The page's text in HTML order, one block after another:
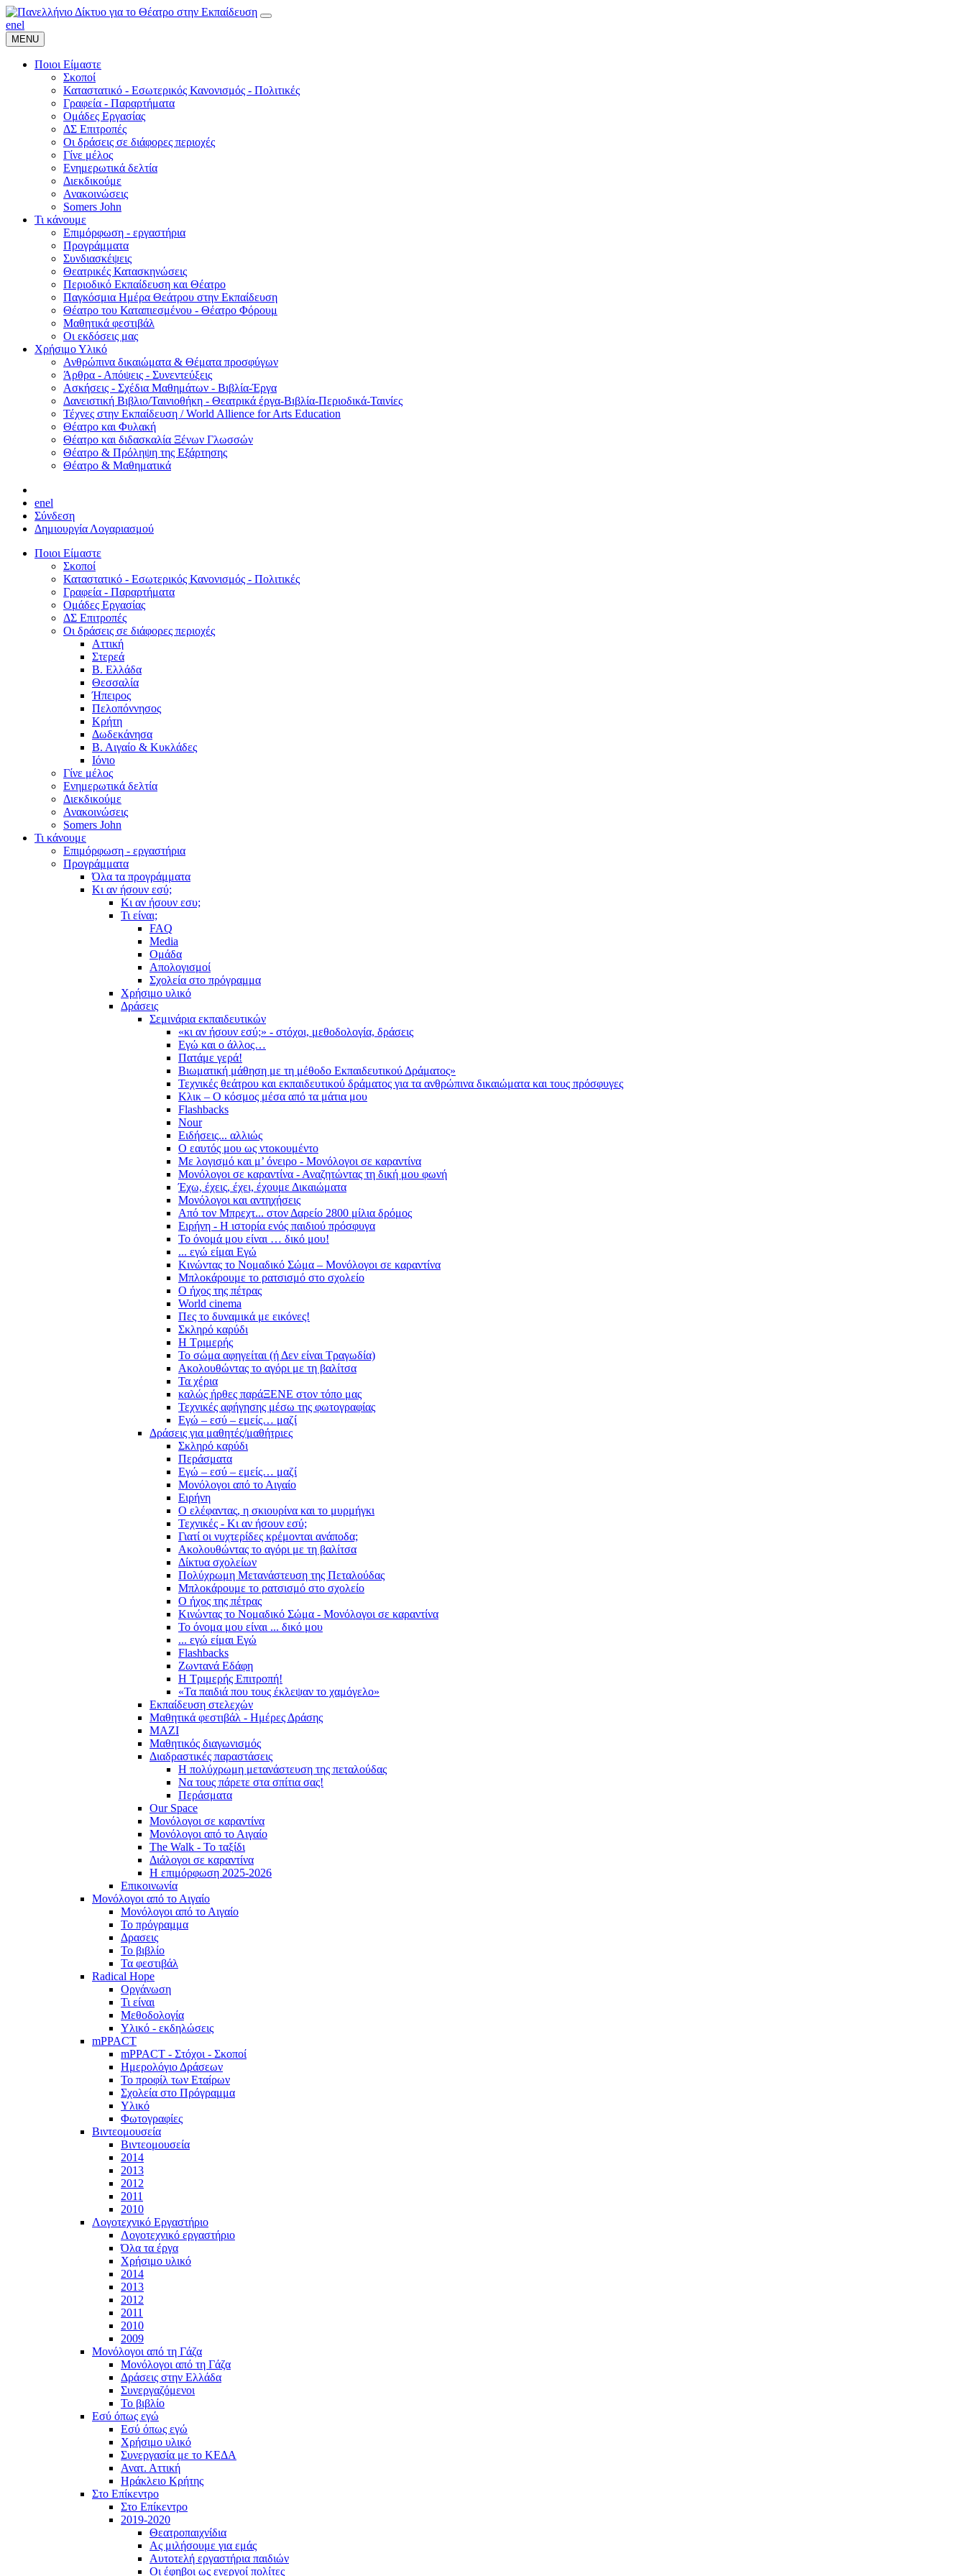
enel
MENU
Ποιοι Είμαστε
Σκοποί
Καταστατικό - Εσωτερικός Κανονισμός - Πολιτικές
Γραφεία - Παραρτήματα
Ομάδες Εργασίας
ΔΣ Επιτροπές
Οι δράσεις σε διάφορες περιοχές
Γίνε μέλος
Ενημερωτικά δελτία
Διεκδικούμε
Ανακοινώσεις
Somers John
Τι κάνουμε
Επιμόρφωση - εργαστήρια
Προγράμματα
Συνδιασκέψεις
Θεατρικές Κατασκηνώσεις
Περιοδικό Εκπαίδευση και Θέατρο
Παγκόσμια Ημέρα Θεάτρου στην Εκπαίδευση
Θέατρο του Καταπιεσμένου - Θέατρο Φόρουμ
Μαθητικά φεστιβάλ
Οι εκδόσεις μας
Χρήσιμο Υλικό
Ανθρώπινα δικαιώματα & Θέματα προσφύγων
Άρθρα - Απόψεις - Συνεντεύξεις
Ασκήσεις - Σχέδια Μαθημάτων - Βιβλία-Έργα
Δανειστική Βιβλιο/Ταινιοθήκη - Θεατρικά έργα-Βιβλία-Περιοδικά-Ταινίες
Τέχνες στην Εκπαίδευση / World Allience for Arts Education
Θέατρο και Φυλακή
Θέατρο και διδασκαλία Ξένων Γλωσσών
Θέατρο & Πρόληψη της Εξάρτησης
Θέατρο & Μαθηματικά
enel
Σύνδεση
Δημιουργία Λογαριασμού
Ποιοι Είμαστε
Σκοποί
Καταστατικό - Εσωτερικός Κανονισμός - Πολιτικές
Γραφεία - Παραρτήματα
Ομάδες Εργασίας
ΔΣ Επιτροπές
Οι δράσεις σε διάφορες περιοχές
Αττική
Στερεά
Β. Ελλάδα
Θεσσαλία
Ήπειρος
Πελοπόννησος
Κρήτη
Δωδεκάνησα
Β. Αιγαίο & Κυκλάδες
Ιόνιο
Γίνε μέλος
Ενημερωτικά δελτία
Διεκδικούμε
Ανακοινώσεις
Somers John
Τι κάνουμε
Επιμόρφωση - εργαστήρια
Προγράμματα
Όλα τα προγράμματα
Κι αν ήσουν εσύ;
Κι αν ήσουν εσυ;
Τι είναι;
FAQ
Media
Ομάδα
Απολογισμοί
Σχολεία στο πρόγραμμα
Χρήσιμο υλικό
Δράσεις
Σεμινάρια εκπαιδευτικών
«κι αν ήσουν εσύ;» - στόχοι, μεθοδολογία, δράσεις
Εγώ και ο άλλος…
Πατάμε γερά!
Βιωματική μάθηση με τη μέθοδο Εκπαιδευτικού Δράματος»
Τεχνικές θεάτρου και εκπαιδευτικού δράματος για τα ανθρώπινα δικαιώματα και τους πρόσφυγες
Κλικ – Ο κόσμος μέσα από τα μάτια μου
Flashbacks
Nour
Ειδήσεις... αλλιώς
Ο εαυτός μου ως ντοκουμέντο
Με λογισμό και μ’ όνειρο - Μονόλογοι σε καραντίνα
Μονόλογοι σε καραντίνα - Αναζητώντας τη δική μου φωνή
Έχω, έχεις, έχει, έχουμε Δικαιώματα
Μονόλογοι και αντηχήσεις
Από τον Μπρεχτ... στον Δαρείο 2800 μίλια δρόμος
Ειρήνη - Η ιστορία ενός παιδιού πρόσφυγα
Το όνομά μου είναι … δικό μου!
... εγώ είμαι Εγώ
Κινώντας το Νομαδικό Σώμα – Μονόλογοι σε καραντίνα
Μπλοκάρουμε το ρατσισμό στο σχολείο
Ο ήχος της πέτρας
World cinema
Πες το δυναμικά με εικόνες!
Σκληρό καρύδι
Η Τριμερής
Το σώμα αφηγείται (ή Δεν είναι Τραγωδία)
Ακολουθώντας το αγόρι με τη βαλίτσα
Τα χέρια
καλώς ήρθες παράΞΕΝΕ στον τόπο μας
Τεχνικές αφήγησης μέσω της φωτογραφίας
Εγώ – εσύ – εμείς… μαζί
Δράσεις για μαθητές/μαθήτριες
Σκληρό καρύδι
Περάσματα
Εγώ – εσύ – εμείς… μαζί
Μονόλογοι από το Αιγαίο
Ειρήνη
Ο ελέφαντας, η σκιουρίνα και το μυρμήγκι
Τεχνικές - Κι αν ήσουν εσύ;
Γιατί οι νυχτερίδες κρέμονται ανάποδα;
Ακολουθώντας το αγόρι με τη βαλίτσα
Δίκτυα σχολείων
Πολύχρωμη Μετανάστευση της Πεταλούδας
Μπλοκάρουμε το ρατσισμό στο σχολείο
Ο ήχος της πέτρας
Κινώντας το Νομαδικό Σώμα - Μονόλογοι σε καραντίνα
Το όνομα μου είναι ... δικό μου
... εγώ είμαι Εγώ
Flashbacks
Ζωντανά Εδάφη
Η Τριμερής Επιτροπή!
«Τα παιδιά που τους έκλεψαν το χαμόγελο»
Εκπαίδευση στελεχών
Μαθητικά φεστιβάλ - Ημέρες Δράσης
ΜΑΖΙ
Μαθητικός διαγωνισμός
Διαδραστικές παραστάσεις
Η πολύχρωμη μετανάστευση της πεταλούδας
Να τους πάρετε στα σπίτια σας!
Περάσματα
Our Space
Μονόλογοι σε καραντίνα
Μονόλογοι από το Αιγαίο
The Walk - Το ταξίδι
Διάλογοι σε καραντίνα
Η επιμόρφωση 2025-2026
Επικοινωνία
Μονόλογοι από το Αιγαίο
Μονόλογοι από το Αιγαίο
Το πρόγραμμα
Δρασεις
Το βιβλίο
Τα φεστιβάλ
Radical Hope
Οργάνωση
Τι είναι
Μεθοδολογία
Υλικό - εκδηλώσεις
mPPACT
mPPACT - Στόχοι - Σκοποί
Ημερολόγιο Δράσεων
Το προφίλ των Εταίρων
Σχολεία στο Πρόγραμμα
Υλικό
Φωτογραφίες
Βιντεομουσεία
Βιντεομουσεία
2014
2013
2012
2011
2010
Λογοτεχνικό Εργαστήριο
Λογοτεχνικό εργαστήριο
Όλα τα έργα
Χρήσιμο υλικό
2014
2013
2012
2011
2010
2009
Μονόλογοι από τη Γάζα
Μονόλογοι από τη Γάζα
Δράσεις στην Ελλάδα
Συνεργαζόμενοι
To βιβλίο
Εσύ όπως εγώ
Εσύ όπως εγώ
Χρήσιμο υλικό
Συνεργασία με το ΚΕΔΑ
Ανατ. Αττική
Ηράκλειο Κρήτης
Στο Επίκεντρο
Στο Επίκεντρο
2019-2020
Θεατροπαιχνίδια
Ας μιλήσουμε για εμάς
Αυτοτελή εργαστήρια παιδιών
Οι έφηβοι ως ενεργοί πολίτες